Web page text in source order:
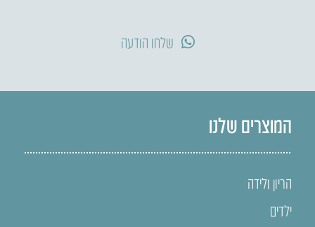
שלחו הודעה
המוצרים שלנו
הריון ולידה
ילדים